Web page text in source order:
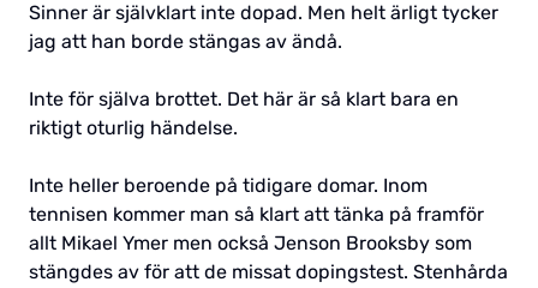
Sinner är självklart inte dopad. Men helt ärligt tycker
jag att han borde stängas av ändå.
Inte för själva brottet. Det här är så klart bara en
riktigt oturlig händelse.
Inte heller beroende på tidigare domar. Inom
tennisen kommer man så klart att tänka på framför
allt Mikael Ymer men också Jenson Brooksby som
stängdes av för att de missat dopingstest. Stenhårda